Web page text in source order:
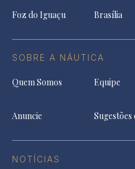
Foz do Iguaçu
Brasília
SOBRE A NÁUTICA
Quem Somos Equipe
Anuncie
Sugestões
NOTÍCIAS